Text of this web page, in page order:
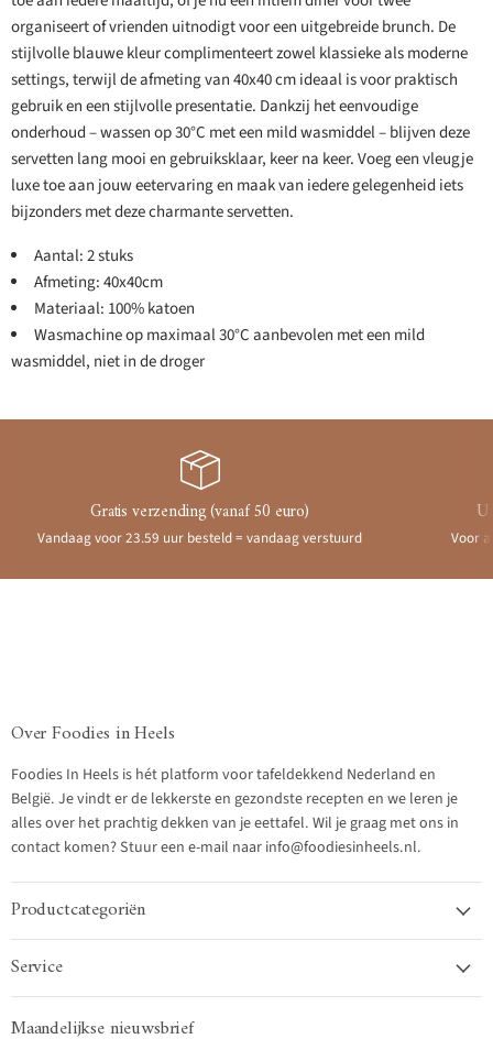
organiseert of vrienden uitnodigt voor een uitgebreide brunch. De
stijlvolle blauwe kleur complimenteert zowel klassieke als moderne
settings, terwijl de afmeting van 40x40 cm ideaal is voor praktisch
gebruik en een stijlvolle presentatie. Dankzij het eenvoudige
onderhoud – wassen op 30°C met een mild wasmiddel – blijven deze
servetten lang mooi en gebruiksklaar, keer na keer. Voeg een vleugje
luxe toe aan jouw eetervaring en maak van iedere gelegenheid iets
bijzonders met deze charmante servetten.
Aantal: 2 stuks
Afmeting: 40x40cm
Materiaal: 100% katoen
Wasmachine op maximaal 30°C aanbevolen met een mild
wasmiddel, niet in de droger
Gratis verzending (vanaf 50 euro)
Vandaag voor 23.59 uur besteld = vandaag verstuurd Voor
Over Foodies in Heels
Foodies In Heels is hét platform voor tafeldekkend Nederland en
België. Je vindt er de lekkerste en gezondste recepten en we leren je
alles over het prachtig dekken van je eettafel. Wil je graag met ons in
contact komen? Stuur een e-mail naar info@foodiesinheels.nl.
Productcategoriën
Service
Maandelijkse nieuwsbrief